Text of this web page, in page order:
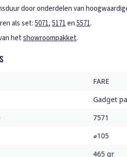
door onderdelen van
als set:5071,5171en5571.
hetshowroompakket.
FARE
Gadget
7571
⌀105
465 gr